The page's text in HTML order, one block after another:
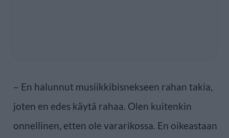
– En halunnut musiikkibisnekseen rahan takia,
joten en edes käytä rahaa. Olen kuitenkin
onnellinen, etten ole vararikossa. En oikeastaan